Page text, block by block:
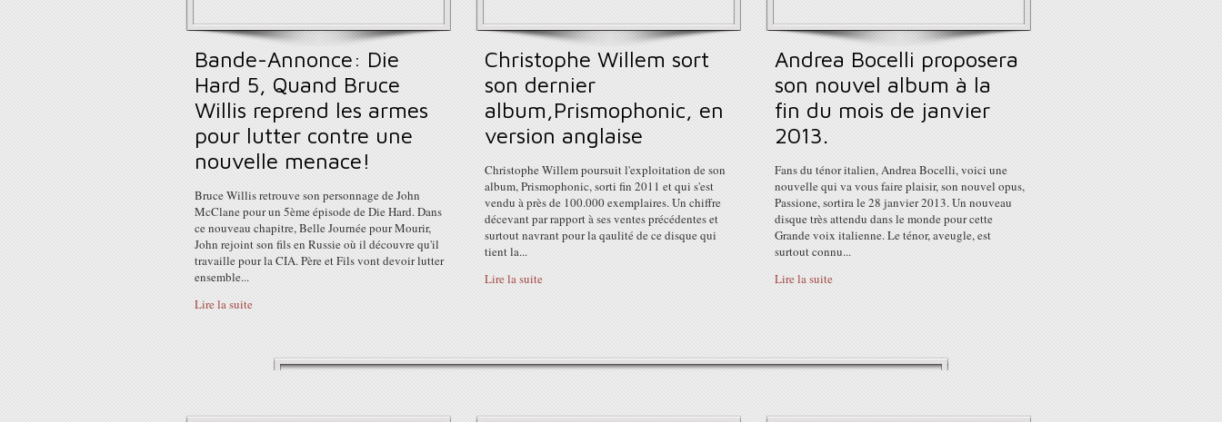
Bande-Annonce: Die
Hard 5, Quand Bruce
Willis reprend les armes
pour lutter contre une
nouvelle menace!
Bruce Willis retrouve son personnage de John
McClane pour un 5ème épisode de Die Hard. Dans
ce nouveau chapitre, Belle Journée pour Mourir,
John rejoint son fils en Russie où il découvre qu'il
travaille pour la CIA. Père et Fils vont devoir lutter
ensemble...
Lire la suite
Christophe Willem sort
son dernier
album,Prismophonic, en
version anglaise
Christophe Willem poursuit l'exploitation de son
album, Prismophonic, sorti fin 2011 et qui s'est
vendu à près de 100.000 exemplaires. Un chiffre
décevant par rapport à ses ventes précédentes et
surtout navrant pour la qaulité de ce disque qui
tient la...
Lire la suite
Andrea Bocelli proposera
son nouvel album à la
fin du mois de janvier
2013.
Fans du ténor italien, Andrea Bocelli, voici une
nouvelle qui va vous faire plaisir, son nouvel opus,
Passione, sortira le 28 janvier 2013. Un nouveau
disque très attendu dans le monde pour cette
Grande voix italienne. Le ténor, aveugle, est
surtout connu...
Lire la suite